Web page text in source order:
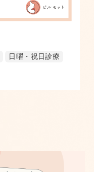
日曜・祝日診療